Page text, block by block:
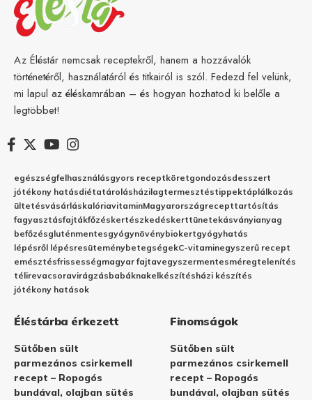
Az Éléstár nemcsak receptekről, hanem a hozzávalók
történetéről, használatáról és titkairól is szól. Fedezd fel velünk,
mi lapul az éléskamrában – és hogyan hozhatod ki belőle a
legtöbbet!
egészségfelhasználásgyors receptköretgondozásdesszert
jótékony hatásdiétatárolásházilagtermesztéstippektáplálkozás
ültetésvásárláskalóriavitaminMagyarországrecepttartósítás
fagyasztásfajtákfőzéskertészkedéskerttünetekásványianyag
befőzésgluténmentesgyógynövénybiokertgyógyhatás
lépésről lépésresüteménybetegségekC-vitaminegyszerű recept
emésztésfrissességmagyar fajtavegyszermentesméregtelenítés
télirevacsoravirágzásbabáknakelkészítésházi készítés
jótékony hatások
Éléstárba érkezett
Sütőben sült
parmezános csirkemell
recept – Ropogós
bundával, olajban sütés
Finomságok
Sütőben sült
parmezános csirkemell
recept – Ropogós
bundával, olajban sütés